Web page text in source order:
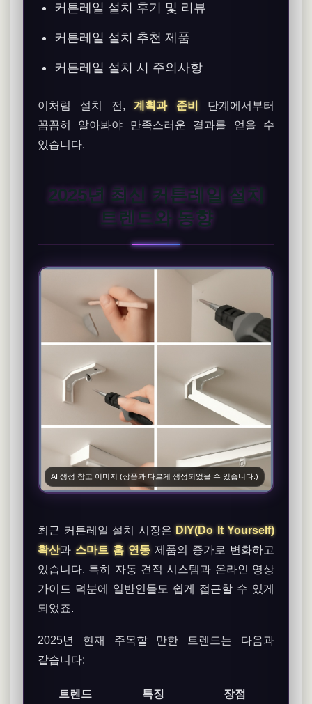
커튼레일 설치 후기 및 리뷰
커튼레일 설치 추천 제품
커튼레일 설치 시 주의사항
이처럼 설치 전,계획과 준비
단계에서부터
꼼꼼히 알아봐야 만족스러운 결과를 얻을 수
있습니다.
2025년 최신 커튼레일 설치
트렌드와 동향
AI 생성 참고 이미지 (상품과 다르게 생성되었을 수 있습니다.)
최근 커튼레일 설치 시장은 DIY(Do It Yourself)
확산과 스마트 홈 연동 제품의 증가로 변화하고
있습니다. 특히 자동 견적 시스템과 온라인 영상
가이드 덕분에 일반인들도 쉽게 접근할 수 있게
되었죠.
2025년 현재 주목할 만한 트렌드는 다음과
같습니다:
트렌드 특징 장점